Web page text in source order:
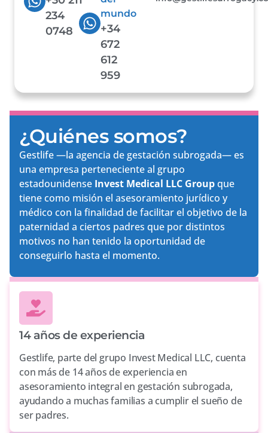
234
0748
mundo
+34
672
612
959
¿Quiénes somos?
Gestlife —la agencia de gestación subrogada— es
una empresa perteneciente al grupo
estadounidense Invest Medical LLC Groupque
tiene como misión el asesoramiento jurídico y
médico con la finalidad de facilitar el objetivo de la
paternidad a ciertos padres que por distintos
motivos no han tenido la oportunidad de
conseguirlo hasta el momento.
14 años de experiencia
Gestlife, parte del grupo Invest Medical LLC, cuenta
con más de 14 años de experiencia en
asesoramiento integral en gestación subrogada,
ayudando a muchas familias a cumplir el sueño de
ser padres.